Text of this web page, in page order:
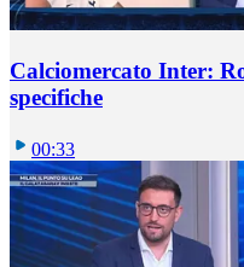
Calciomercato Inter:
specifiche
00:33